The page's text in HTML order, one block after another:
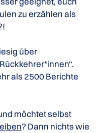
zu erzählen als
über
als 2500 Berichte
möchtet selbst
? Dann nichts wie